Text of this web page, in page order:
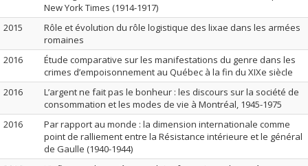
New York Times (1914-1917)
2015
Rôle et évolution du rôle logistique des lixae dans les armées
romaines
2016
Étude comparative sur les manifestations du genre dans les
crimes d’empoisonnement au Québec à la fin du XIXe siècle
2016
L’argent ne fait pas le bonheur : les discours sur la société de
consommation et les modes de vie à Montréal, 1945-1975
2016
Par rapport au monde : la dimension internationale comme
point de ralliement entre la Résistance intérieure et le général
de Gaulle (1940-1944)